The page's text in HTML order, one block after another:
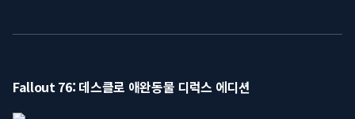
Fallout 76: 데스클로 애완동물 디럭스 에디션